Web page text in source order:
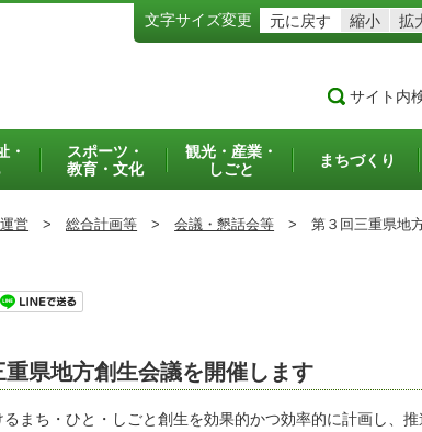
文字サイズ変更 元に戻す 縮小 拡
サイト内
・
スポーツ・
教育・文化
観光・産業・
しごと
まちづくり
営 > 総合計画等 > 会議・懇話会等 > 第３回三重県地
重県地方創生会議を開催します
まち・ひと・しごと創生を効果的かつ効率的に計画し、